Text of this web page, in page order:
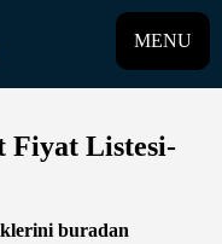
MENU
Fiyat Listesi-
buradan